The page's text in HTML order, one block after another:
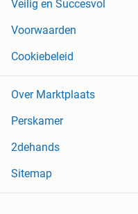
Veilig en Succesvol
Voorwaarden
Cookiebeleid
Over Marktplaats
Perskamer
2dehands
Sitemap